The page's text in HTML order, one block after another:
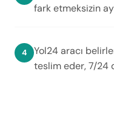
fark etmeksizin
Yol24 aracı
teslim eder, 7/24